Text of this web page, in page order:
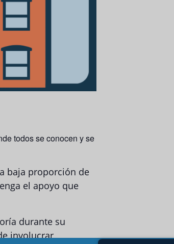
todos se conocen y se
baja proporción de
el apoyo que
durante su
involucrar